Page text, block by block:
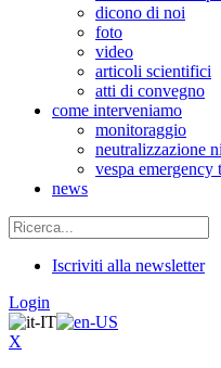
dicono di noi
foto
video
articoli scientifici
atti di convegno
come interveniamo
monitoraggio
neutralizzazione
vespa emergency
news
Iscriviti alla newsletter
Login
X